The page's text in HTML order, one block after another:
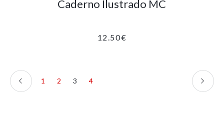
Caderno Ilustrado MC
12.50€
1 2 3 4